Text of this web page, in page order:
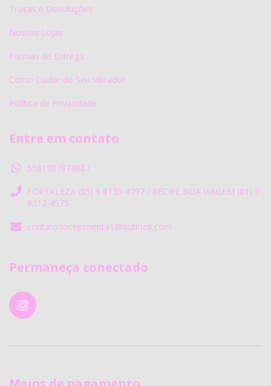
Trocas e Devoluções
Nossas Lojas
Formas de Entrega
Como Cuidar do Seu Vibrador
Política de Privacidade
Entre em contato
5581987874887
FORTALEZA (85) 9 8130-4797 / RECIFE BOA VIAGEM (81) 9
9312-4575
contatodocepimenta1@outlook.com
Permaneça conectado